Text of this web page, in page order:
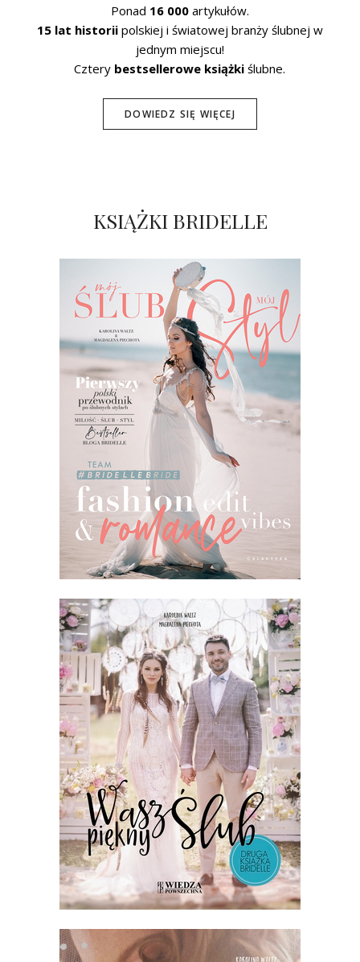
Ponad 16 000artykułów.
15 lat historiipolskiej i światowej branży ślubnej w
jednym miejscu!
Cztery bestsellerowe książki ślubne.
DOWIEDZ SIĘ WIĘCEJ
KSIĄŻKI BRIDELLE